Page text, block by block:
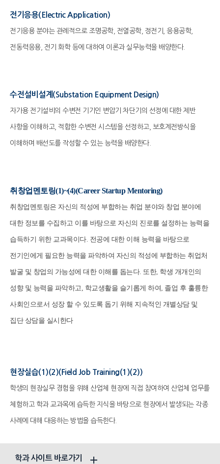
전기응용(Electric Application)
전기응용 분야는 관례적으로 조명공학, 전열공학, 정전기, 응용공학,
전동력응용, 전기 화학 등에 대하여 이론과 실무능력을 배양한다.
수전설비설계(Substation Equipment Design)
자가용 전기설비의 수변전 기기인 변압기 차단기의 선정에 대한 제반
사항을 이해하고, 적합한 수변전 시스템을 선정하고, 보호계전방식을
이해하며 배선도를 작성할 수 있는 능력을 배양한다.
취창업멘토링(1)~(4)(Career Startup Mentoring)
취 창업멘토링은 자신의 적성에 부합하는 취업 분야와 창업 분야에
대한 정보를 수집하고 이를 바탕으로 자신의 진로를 설정하는 능력을
습득하기 위한 교과목이다. 전공에 대한 이해 능력을 바탕으로
전기인에게 필요한 능력을 파악하여 자신의 적성에 부합하는 취업처
발굴 및 창업의 가능성에 대한 이해를 돕는다. 또한, 학생 개개인의
성향 및 능력을 파악하고, 학교생활을 슬기롭게 하여, 졸업 후 훌륭한
사회인으로서 성장 할 수 있도록 돕기 위해 지속적인 개별상담 및
집단 상담을 실시한다
현장실습(1)(2)(Field Job Training(1)(2))
학생의 현장실무 경험을 위해 산업체 현장에 직접 참여하여 산업체 업무를
체험하고 학과 교과목에 습득한 지식을 바탕으로 현장에서 발생되는 각종
사례에 대해 대응하는 방법을 습득한다.
학과 사이트 바로가기